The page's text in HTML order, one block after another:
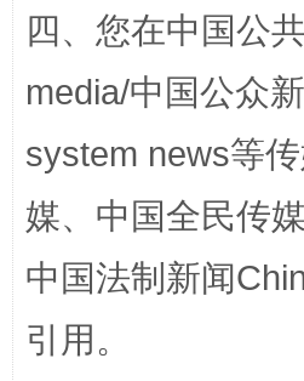
四、您在中国公
media/中国公众
system news等
媒、中国全民传
中国法制新闻
引用。